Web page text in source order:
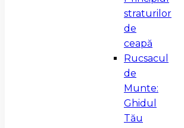
straturilor
de
ceapă
Rucsacul
de
Munte:
Ghidul
Tău